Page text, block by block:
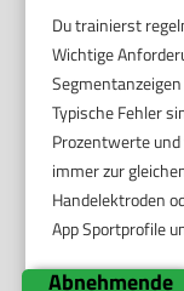
Du trainierst
Wichtige
Typische Fehler
Prozentwerte
immer zur
Handelektroden
App Sportprofile
Abnehmende